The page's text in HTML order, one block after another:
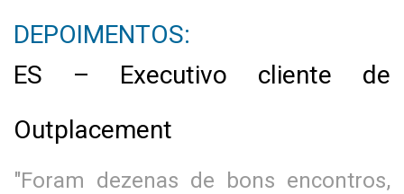
DEPOIMENTOS:
ES – Executivo cliente de
Outplacement
"Foram dezenas de bons encontros,